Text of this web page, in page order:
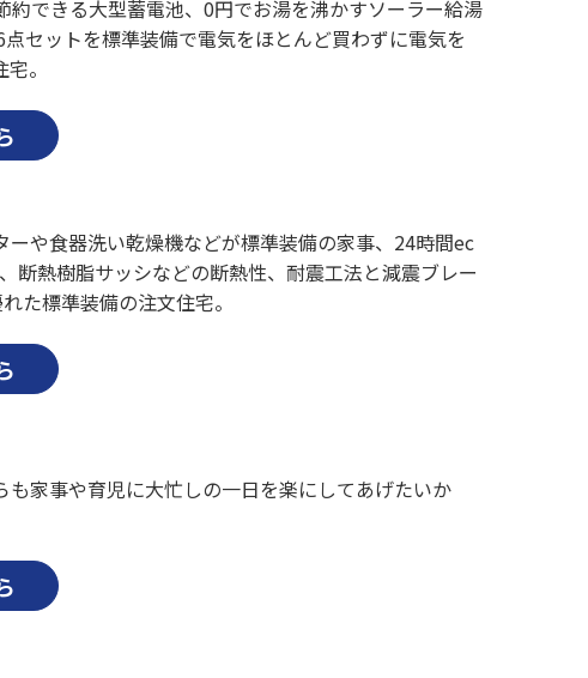
できる大型蓄電池、0円でお湯を沸かすソーラー給湯
セットを標準装備で電気をほとんど買わずに電気を
。
や食器洗い乾燥機などが標準装備の家事、24時間ec
熱樹脂サッシなどの断熱性、耐震工法と減震ブレー
た標準装備の注文住宅。
家事や育児に大忙しの一日を楽にしてあげたいか